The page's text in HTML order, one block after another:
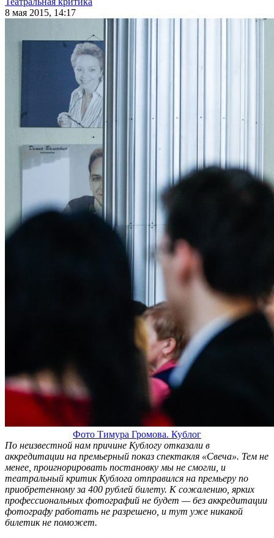
8 мая 2015, 14:17
Фото Тимура Громова. Кублог
По неизвестной нам причине Кублогу отказали в
аккредитации на премьерный показ спектакля «Свеча». Тем не
менее, проигнорировать постановку мы не смогли, и
театральный критик Кублога отправился на премьеру по
приобретенному за 400 рублей билету. К сожалению, ярких
профессиональных фотографий не будет — без аккредитации
фотографу работать не разрешено, и тут уже никакой
билетик не поможет.